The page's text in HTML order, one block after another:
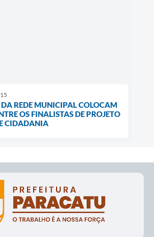
DA REDE MUNICIPAL COLOCAM
OS FINALISTAS DE PROJETO
CIDADANIA